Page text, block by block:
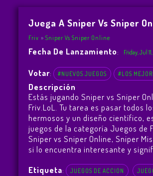
Juega A Sniper Vs Sniper
Friv Sniper Vs Sniper Online
Fecha De Lanzamiento: Friday, Jul
Votar: #NUEVOS JUEGOS #LOS
Descripción
Estás jugando Sniper vs Sniper
Friv.LoL. Tu tarea es pasar todos
hermosos y un diseño científico,
juegos de la categoría Juegos de
Sniper vs Sniper Online, Sniper
si lo encuentra interesante y
Etiqueta: JUEGOS DE ACCION